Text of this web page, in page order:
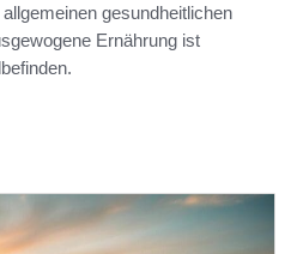
gesundheitlichen
Ernährung ist